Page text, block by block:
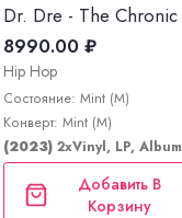
Dr. Dre - The Chronic
8990.00 ₽
Hip Hop
Состояние: Mint (M)
Конверт: Mint (M)
(2023) 2xVinyl, LP,
Добавить В
Корзину